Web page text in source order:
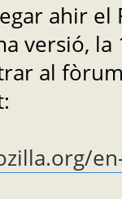
ahir
versió,
al